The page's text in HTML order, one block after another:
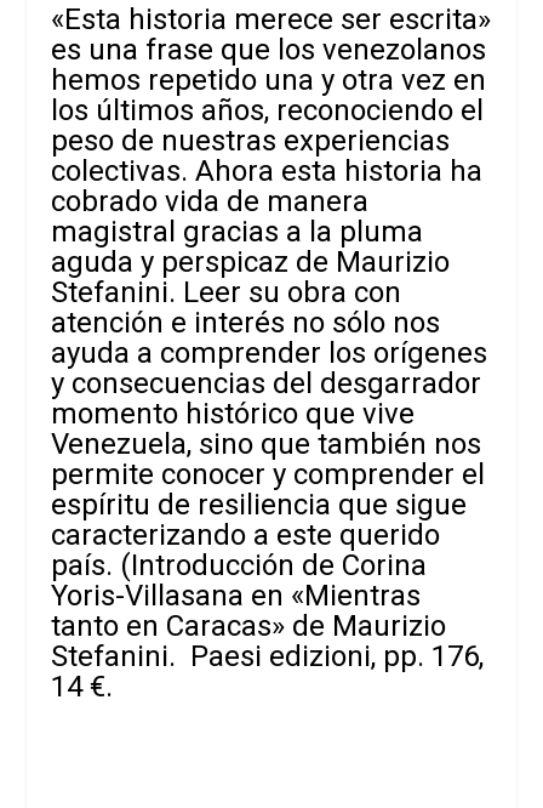
«Esta historia merece ser escrita»
es una frase que los venezolanos
hemos repetido una y otra vez en
los últimos años, reconociendo el
peso de nuestras experiencias
colectivas. Ahora esta historia ha
cobrado vida de manera
magistral gracias a la pluma
aguda y perspicaz de Maurizio
Stefanini. Leer su obra con
atención e interés no sólo nos
ayuda a comprender los orígenes
y consecuencias del desgarrador
momento histórico que vive
Venezuela, sino que también nos
permite conocer y comprender el
espíritu de resiliencia que sigue
caracterizando a este querido
país. (Introducción de Corina
Yoris-Villasana en «Mientras
tanto en Caracas» de Maurizio
Stefanini. Paesi edizioni, pp. 176,
14 €.